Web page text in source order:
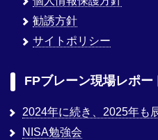
勧誘方針
サイトポリシー
FPブレーン現場レポー
2024年に続き、2025年も
NISA勉強会